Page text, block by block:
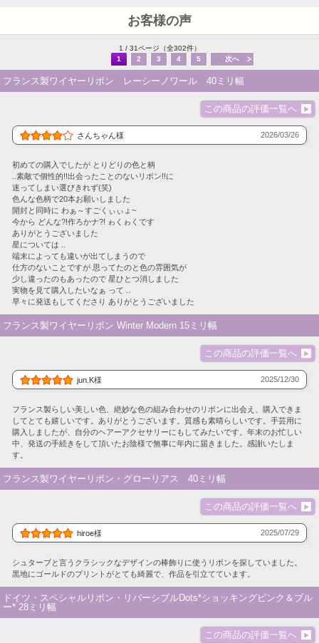
お客様の声
1 / 31ページ（全302件）
1
2 3 4 5 次へ
フランス製ワイヤーリボン レーシーノワール 40ミリ幅
この商品の評価一覧へ
さんちゃん様 2026/03/26
初めての購入でしたが とりどりの色と柄
..素敵で個性的!!出会ったことのないリボン!!に
迷ってしまい選びきれず(笑)
色んな色柄で20本お願いしました
開封と同時に わぁ～すごくぃぃょ~
今から どんな?!作ろかナ?! ゎくゎくです
ありがとうございました
星については ..
端末によっても違いが出てしまうので
仕方のないことですが 思ってたのと色の雰囲気が
少し違ったのもあったので 星ひとつ消しました
実物を見て購入したいなぁ って ..
早々に発送もしてくださり ありがとうございました
フランス製ワイヤーリボン Winter Modern 15ミリ幅
この商品の評価一覧へ
jun.K様 2025/12/30
フランス製らしい美しい色、絶妙な色の組み合わせのリボンに出会え、購入できま
してとても嬉しいです。ありがとうございます。質感も素晴らしいです。手芸用に
購入しましたが、自分のヘアーアクセサリーにもしてみたいです。年末のお忙しい
中、発送の手続きをして頂いたお陰様で無事に年内に届きました。感謝いたしま
す。
フランス製ワイヤーリボン・グローリアス 40ミリ幅
この商品の評価一覧へ
hiroe様 2025/07/29
シュターブと言うクラシックなデザインの棒飾りに使うリボンを探していました。
黒地にゴールドのプリントがとても綺麗で、作品を引立てています。
ドイツ・スペシャルリボン・リバーシブルDots*ショッキングピンク＆ブル
ー* 28ミリ幅
この商品の評価一覧へ